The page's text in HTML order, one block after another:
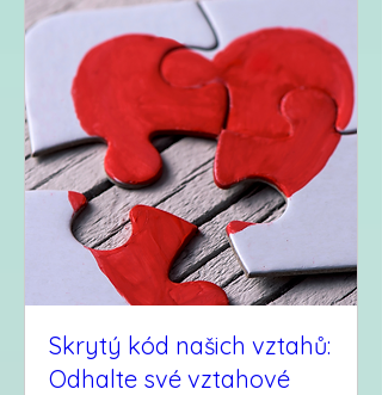
Skrytý kód našich vztahů:
Odhalte své vztahové